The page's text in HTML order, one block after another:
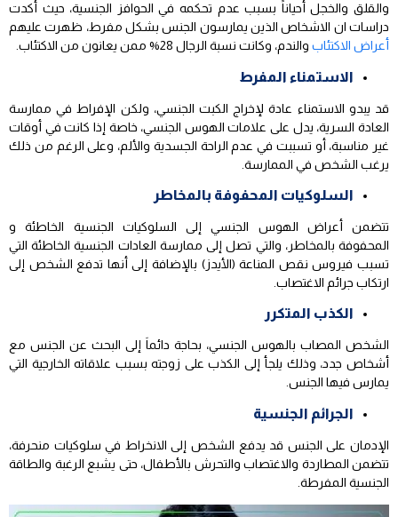
والقلق والخجل أحياناً بسبب عدم تحكمه في الحوافز الجنسية، حيث أكدت
دراسات ان الاشخاص الذين يمارسون الجنس بشكل مفرط، ظهرت عليهم
أعراض الاكتئاب والندم، وكانت نسبة الرجال 28% ممن يعانون من الاكتئاب.
الاستمناء المفرط
قد يبدو الاستمناء عادة لإخراج الكبت الجنسي، ولكن الإفراط في ممارسة
العادة السرية، يدل على علامات الهوس الجنسي، خاصة إذا كانت في أوقات
غير مناسبة، أو تسببت في عدم الراحة الجسدية والألم، وعلى الرغم من ذلك
يرغب الشخص في الممارسة.
السلوكيات المحفوفة بالمخاطر
تتضمن أعراض الهوس الجنسي إلى السلوكيات الجنسية الخاطئة و
المحفوفة بالمخاطر، والتي تصل إلى ممارسة العادات الجنسية الخاطئة التي
تسبب فيروس نقص المناعة (الأيدز) بالإضافة إلى أنها تدفع الشخص إلى
ارتكاب جرائم الاغتصاب.
الكذب المتكرر
الشخص المصاب بالهوس الجنسي، بحاجة دائماَ إلى البحث عن الجنس مع
أشخاص جدد، وذلك يلجأ إلى الكذب على زوجته بسبب علاقاته الخارجية التي
يمارس فيها الجنس.
الجرائم الجنسية
الإدمان على الجنس قد يدفع الشخص إلى الانخراط في سلوكيات منحرفة،
تتضمن المطاردة والاغتصاب والتحرش بالأطفال، حتى يشبع الرغبة والطاقة
الجنسية المفرطة.